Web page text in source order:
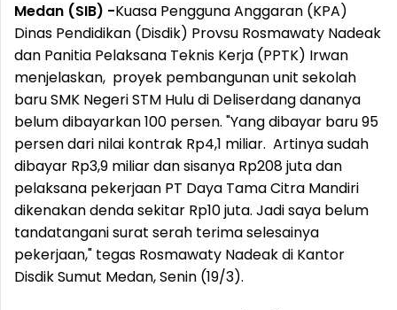
Medan (SIB) -Kuasa Pengguna Anggaran (KPA)
Dinas Pendidikan (Disdik) Provsu Rosmawaty Nadeak
dan Panitia Pelaksana Teknis Kerja (PPTK) Irwan
menjelaskan, proyek pembangunan unit sekolah
baru SMK Negeri STM Hulu di Deliserdang dananya
belum dibayarkan 100 persen. "Yang dibayar baru 95
persen dari nilai kontrak Rp4,1 miliar. Artinya sudah
dibayar Rp3,9 miliar dan sisanya Rp208 juta dan
pelaksana pekerjaan PT Daya Tama Citra Mandiri
dikenakan denda sekitar Rp10 juta. Jadi saya belum
tandatangani surat serah terima selesainya
pekerjaan," tegas Rosmawaty Nadeak di Kantor
Disdik Sumut Medan, Senin (19/3).